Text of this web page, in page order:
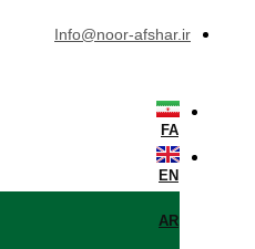
Info@noor-afshar.ir
FA
EN
AR